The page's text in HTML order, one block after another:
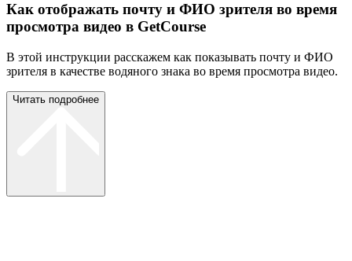
Как отображать почту и ФИО зрителя во время
просмотра видео в GetCourse
В этой инструкции расскажем как показывать почту и ФИО
зрителя в качестве водяного знака во время просмотра видео.
Читать подробнее